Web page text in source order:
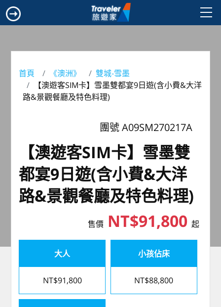
首頁 《澳洲》
雙城-雪墨
【澳遊客SIM卡】雪墨雙都宴9日遊(含小費&大洋
路&景觀餐廳及特色料理)
團號 A09SM270217A
【澳遊客SIM卡】雪墨雙
都宴9日遊(含小費&大洋
路&景觀餐廳及特色料理)
售價NT$91,800 起
大人
NT$91,800
小孩佔床
NT$88,800